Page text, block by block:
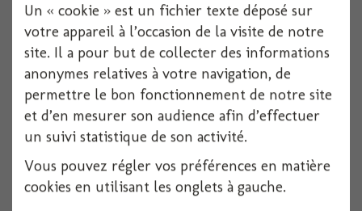
Serviette dunilin bleu vif 40x40cm x12
Un « cookie » est un fichier texte déposé sur
votre appareil à l’occasion de la visite de notre
site. Il a pour but de collecter des informations
anonymes relatives à votre navigation, de
permettre le bon fonctionnement de notre site
et d’en mesurer son audience afin d’effectuer
un suivi statistique de son activité.
Vous pouvez régler vos préférences en matière
cookies en utilisant les onglets à gauche.